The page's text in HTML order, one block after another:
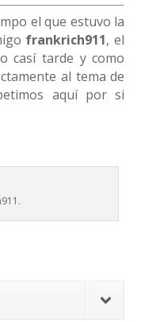
el que estuvo la
frankrich911, el
casí tarde y como
al tema de
aquí por si